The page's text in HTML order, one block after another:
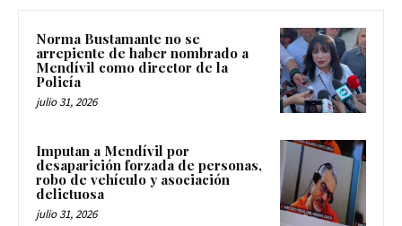
Norma Bustamante no se
arrepiente de haber nombrado a
Mendívil como director de la
Policía
julio 31, 2026
Imputan a Mendívil por
desaparición forzada de personas,
robo de vehículo y asociación
delictuosa
julio 31, 2026